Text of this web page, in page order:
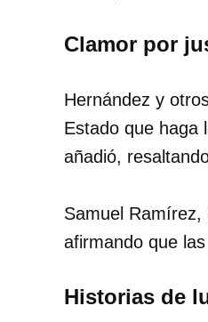
Clamor por
Hernández y
Estado que haga
añadió,
Samuel Ramírez,
afirmando que
Historias de